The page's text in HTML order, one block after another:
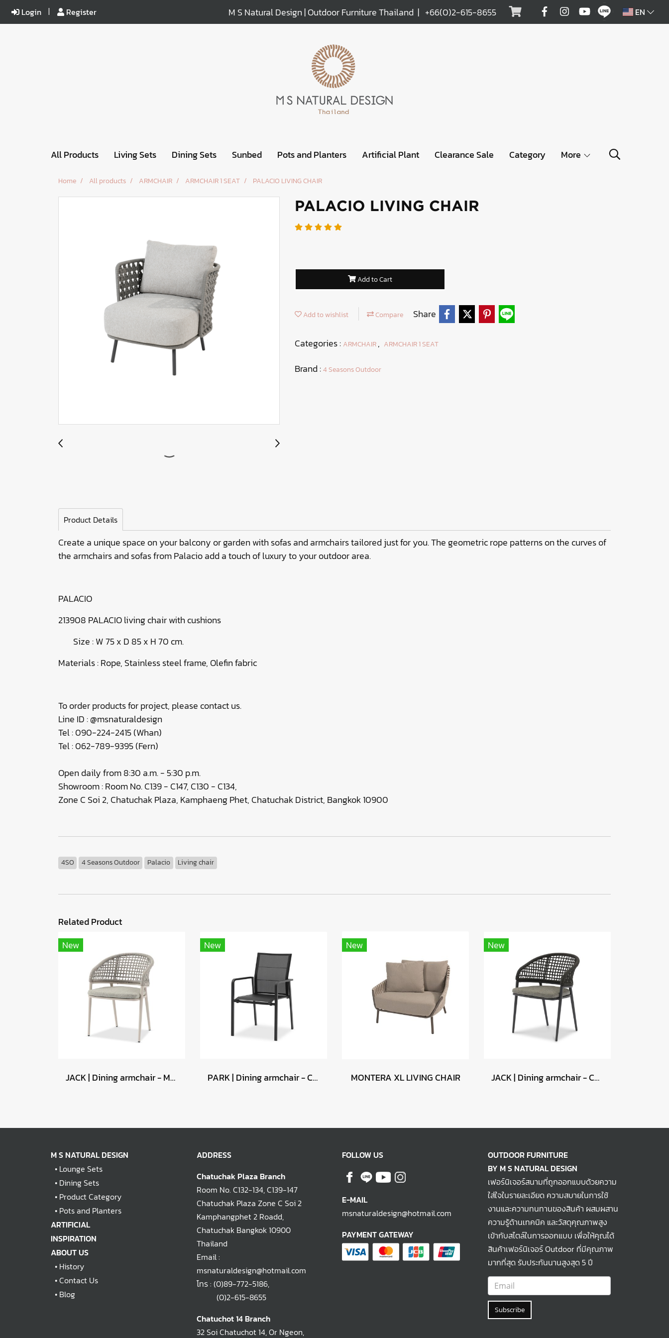
Login Register M S Natural Design | Outdoor Furniture Thailand | +66(0)2-615-8655 EN
All Products Living Sets Dining Sets Sunbed Pots and Planters Artificial Plant Clearance Sale Category More
Home All products ARMCHAIR ARMCHAIR 1 SEAT PALACIO LIVING CHAIR
PALACIO LIVING CHAIR
Add to Cart
Add to wishlist Compare Share
Categories : ARMCHAIR, ARMCHAIR 1 SEAT
Brand :4 Seasons Outdoor
Product Details
Create a unique space on your balcony or garden with sofas and armchairs tailored just for you. The geometric rope patterns on the curves of
the armchairs and sofas from Palacio add a touch of luxury to your outdoor area.
PALACIO
213908 PALACIO living chair with cushions
Size : W 75 x D 85 x H 70 cm.
Materials : Rope, Stainless steel frame, Olefin fabric
To order products for project, please contact us.
Line ID : @msnaturaldesign
Tel : 090-224-2415 (Whan)
Tel : 062-789-9395 (Fern)
Open daily from 8:30 a.m. - 5:30 p.m.
Showroom : Room No. C139 - C147, C130 - C134,
Zone C Soi 2, Chatuchak Plaza, Kamphaeng Phet, Chatuchak District, Bangkok 10900
4SO 4 Seasons Outdoor Palacio Living chair
Related Product
New
JACK | Dining armchair - Mocha
New
PARK | Dining armchair - Charcoal
New
MONTERA XL LIVING CHAIR
New
JACK | Dining armchair - Charcoal
M S NATURAL DESIGN
• Lounge Sets
• Dining Sets
• Product Category
• Pots and Planters
ARTIFICIAL
INSPIRATION
ABOUT US
• History
•Contact Us
• Blog
ADDRESS
Chatuchak Plaza Branch
Room No. C132-134, C139-147
Chatuchak Plaza Zone C Soi 2
Kamphangphet 2 Roadd,
Chatuchak Bangkok 10900
Thailand
Email :
msnaturaldesign@hotmail.com
โทร : (0)89-772-5186,
(0)2-615-8655
Chatuchot 14 Branch
32 Soi Chatuchot 14, Or Ngeon,
FOLLOW US
E-MAIL
msnaturaldesign@hotmail.com
PAYMENT GATEWAY
OUTDOOR FURNITURE
BY M S NATURAL DESIGN
เฟอร์นิเจอร์สนามที่ถูกออกแบบด้วยความ
ใส่ใจในรายละเอียด ความสบายในการใช้
งานและความทนทานของสินค้า ผสมผสาน
ความรู้ด้านเทคนิค และวัสดุคุณภาพสูง
เข้ากับสไตล์ในการออกแบบ เพื่อให้คุณได้
สินค้าเฟอร์นิเจอร์ Outdoor ที่มีคุณภาพ
มากที่สุด รับประกันนานสูงสุด 5 ปี
Subscribe